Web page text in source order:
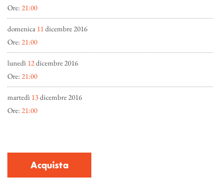
Ore: 21:00
domenica 11 dicembre 2016
Ore: 21:00
lunedì 12dicembre 2016
Ore: 21:00
martedì 13dicembre 2016
Ore: 21:00
Acquista